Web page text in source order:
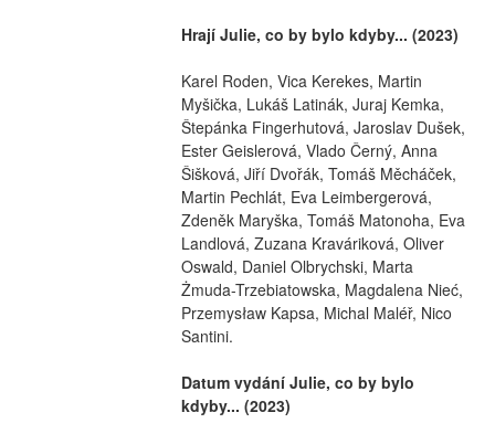
Hrají Julie, co by bylo kdyby... (2023)
Karel Roden, Vica Kerekes, Martin
Myšička, Lukáš Latinák, Juraj Kemka,
Štepánka Fingerhutová, Jaroslav Dušek,
Ester Geislerová, Vlado Černý, Anna
Šišková, Jiří Dvořák, Tomáš Měcháček,
Martin Pechlát, Eva Leimbergerová,
Zdeněk Maryška, Tomáš Matonoha, Eva
Landlová, Zuzana Kraváriková, Oliver
Oswald, Daniel Olbrychski, Marta
Żmuda-Trzebiatowska, Magdalena Nieć,
Przemysław Kapsa, Michal Maléř, Nico
Santini.
Datum vydání Julie, co by bylo
kdyby... (2023)